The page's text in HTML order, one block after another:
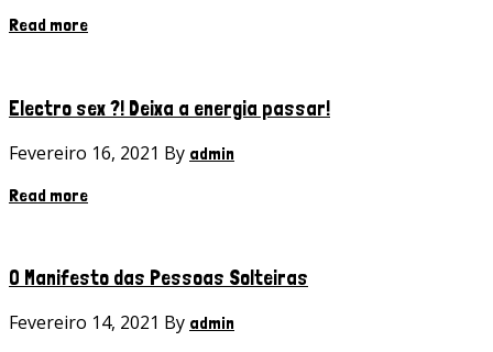
Read more
Electro sex ?! Deixa a energia passar!
Fevereiro 16, 2021 By admin
Read more
O Manifesto das Pessoas Solteiras
Fevereiro 14, 2021 By admin